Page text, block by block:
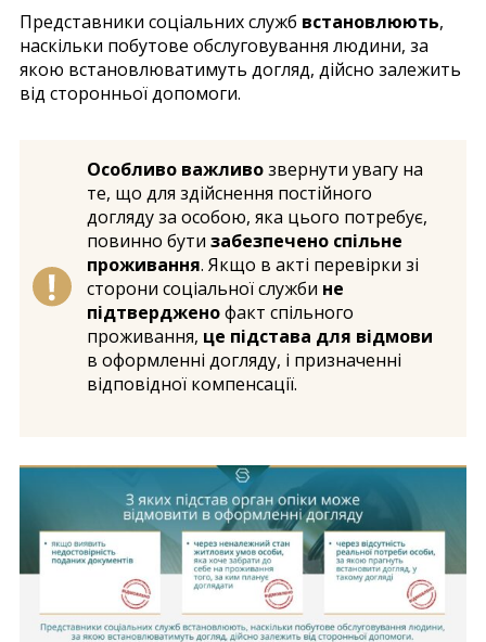
Представники соціальних служб встановлюють,
наскільки побутове обслуговування людини, за
якою встановлюватимуть догляд, дійсно залежить
від сторонньої допомоги.
Особливо важливозвернути увагу на
те, що для здійснення постійного
догляду за особою, яка цього потребує,
повинно бути забезпечено спільне
проживання. Якщо в акті перевірки зі
сторони соціальної служби не
підтвердженофакт спільного
проживання, це підстава для відмови
в оформленні догляду, і призначенні
відповідної компенсації.